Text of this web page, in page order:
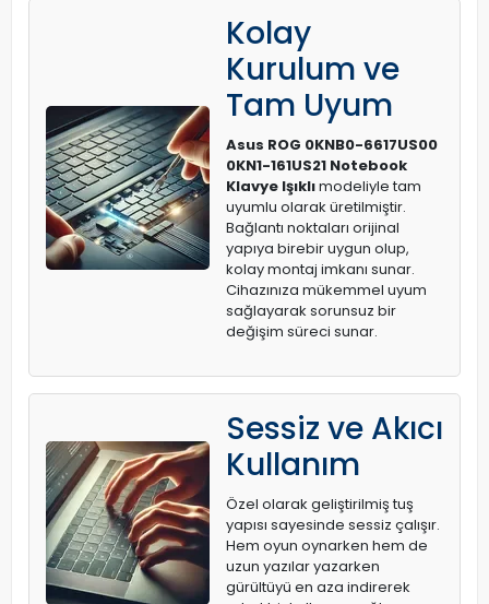
Kolay
Kurulum ve
Tam Uyum
Asus ROG 0KNB0-6617US00
0KN1-161US21 Notebook
Klavye Işıklımodeliyle tam
uyumlu olarak üretilmiştir.
Bağlantı noktaları orijinal
yapıya birebir uygun olup,
kolay montaj imkanı sunar.
Cihazınıza mükemmel uyum
sağlayarak sorunsuz bir
değişim süreci sunar.
Sessiz ve Akıcı
Kullanım
Özel olarak geliştirilmiş tuş
yapısı sayesinde sessiz çalışır.
Hem oyun oynarken hem de
uzun yazılar yazarken
gürültüyü en aza indirerek